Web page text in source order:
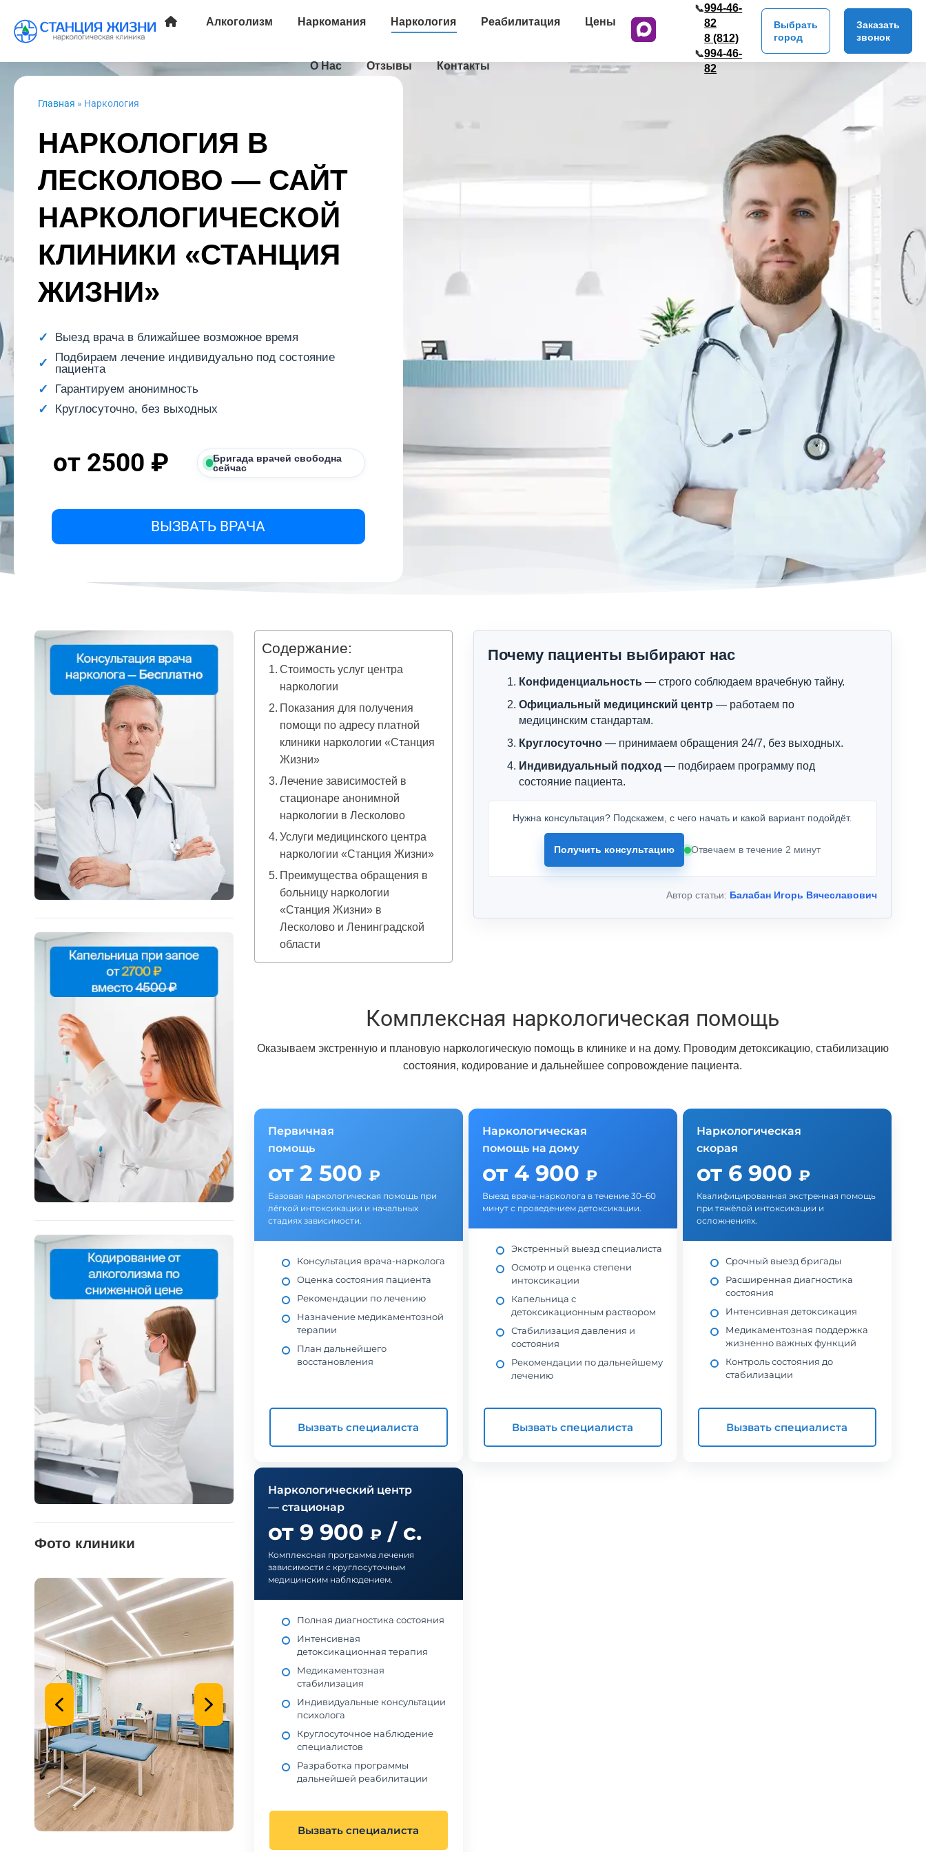
Алкоголизм Наркомания Наркология Реабилитация Цены
О Нас Отзывы Контакты
📞994-46-
82
📞
8 (812)
994-46-
82
Выбрать
город
Заказать
звонок
Главная » Наркология
НАРКОЛОГИЯ В
ЛЕСКОЛОВО — САЙТ
НАРКОЛОГИЧЕСКОЙ
КЛИНИКИ «СТАНЦИЯ
ЖИЗНИ»
Выезд врача в ближайшее возможное время
Подбираем лечение индивидуально под состояние
пациента
Гарантируем анонимность
Круглосуточно, без выходных
от 2500 ₽
Бригада врачей свободна
сейчас
ВЫЗВАТЬ ВРАЧА
Фото клиники
Содержание:
Стоимость услуг центра
наркологии
Показания для получения
помощи по адресу платной
клиники наркологии «Станция
Жизни»
Лечение зависимостей в
стационаре анонимной
наркологии в Лесколово
Услуги медицинского центра
наркологии «Станция Жизни»
Преимущества обращения в
больницу наркологии
«Станция Жизни» в
Лесколово и Ленинградской
области
Почему пациенты выбирают нас
Конфиденциальность— строго соблюдаем врачебную тайну.
Официальный медицинский центр — работаем по
медицинским стандартам.
Круглосуточно— принимаем обращения 24/7, без выходных.
Индивидуальный подход— подбираем программу под
состояние пациента.
Нужна консультация? Подскажем, с чего начать и какой вариант подойдёт.
Получить консультацию Отвечаем в течение 2 минут
Автор статьи: Балабан Игорь Вячеславович
Комплексная наркологическая помощь
Оказываем экстренную и плановую наркологическую помощь в клинике и на дому. Проводим детоксикацию, стабилизацию
состояния, кодирование и дальнейшее сопровождение пациента.
Первичная
помощь
от 2 500 ₽
Базовая наркологическая помощь при
лёгкой интоксикации и начальных
стадиях зависимости.
Консультация врача-нарколога
Оценка состояния пациента
Рекомендации по лечению
Назначение медикаментозной
терапии
План дальнейшего
восстановления
Вызвать специалиста
Наркологическая
помощь на дому
от 4 900 ₽
Выезд врача-нарколога в течение 30–60
минут с проведением детоксикации.
Экстренный выезд специалиста
Осмотр и оценка степени
интоксикации
Капельница с
детоксикационным раствором
Стабилизация давления и
состояния
Рекомендации по дальнейшему
лечению
Вызвать специалиста
Наркологическая
скорая
от 6 900 ₽
Квалифицированная экстренная помощь
при тяжёлой интоксикации и
осложнениях.
Срочный выезд бригады
Расширенная диагностика
состояния
Интенсивная детоксикация
Медикаментозная поддержка
жизненно важных функций
Контроль состояния до
стабилизации
Вызвать специалиста
Наркологический центр
— стационар
от 9 900 ₽/ с.
Комплексная программа лечения
зависимости с круглосуточным
медицинским наблюдением.
Полная диагностика состояния
Интенсивная
детоксикационная терапия
Медикаментозная
стабилизация
Индивидуальные консультации
психолога
Круглосуточное наблюдение
специалистов
Разработка программы
дальнейшей реабилитации
Вызвать специалиста